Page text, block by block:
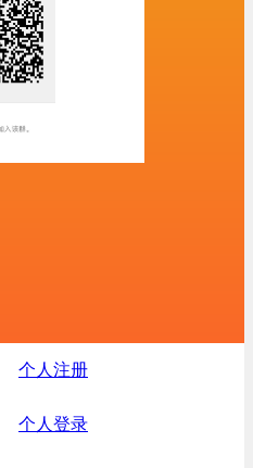
个人注册
个人登录